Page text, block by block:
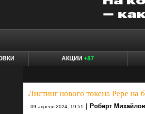
АКЦИИ +87
Листинг нового токена Pepe на
09 апреля 2024, 19:51 Роберт Михайлов